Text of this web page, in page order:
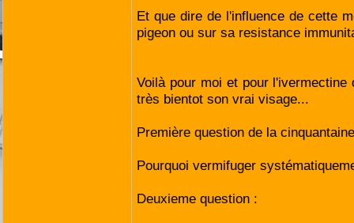
Et que dire de l'influence de cette
pigeon ou sur sa resistance
Voilà pour moi et pour
très bientot son vrai visage...
Première question de la
Pourquoi vermifuger
Deuxieme question :